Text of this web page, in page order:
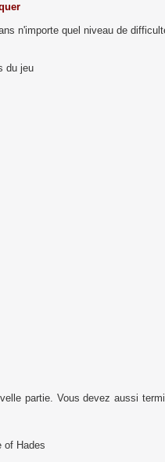
n'importe quel niveau de
du jeu
partie. Vous devez aussi
of Hades